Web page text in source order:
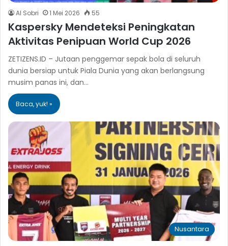
Al Sobri 1 Mei 2026 55
Kaspersky Mendeteksi Peningkatan
Aktivitas Penipuan World Cup 2026
ZETIZENS.ID – Jutaan penggemar sepak bola di seluruh
dunia bersiap untuk Piala Dunia yang akan berlangsung
musim panas ini, dan…
Baca, yuk! »
Nusantara